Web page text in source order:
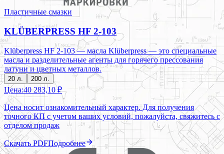
Пластичные смазки
KLÜBERPRESS HF 2-103
Klüberpress HF 2-103 — масла Klüberpress — это специальные
масла и разделительные агенты для горячего прессования
латуни и цветных металлов.
20 л. 200 л.
Цена:40 283,10 ₽
Цена носит ознакомительный характер. Для получения
точного КП с учетом ваших условий, пожалуйста, свяжитесь с
отделом продаж
Скачать PDFПодробнее